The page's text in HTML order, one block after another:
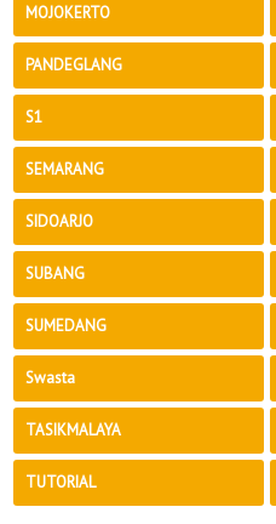
MOJOKERTO
PANDEGLANG
S1
SEMARANG
SIDOARJO
SUBANG
SUMEDANG
Swasta
TASIKMALAYA
TUTORIAL